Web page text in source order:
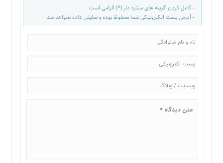
- کامل کردن گزینه های ستاره دار (*) الزامی است
- آدرس پست الکترونیکی شما محفوظ بوده و نمایش داده نخواهد شد